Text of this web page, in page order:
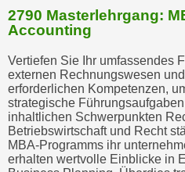
2790 Masterlehrgang:
Accounting
Vertiefen Sie Ihr umfassendes
externen Rechnungswesen
erforderlichen Kompetenzen,
strategische
inhaltlichen Schwerpunkten
Betriebswirtschaft und Recht
MBA-Programms ihr
erhalten wertvolle Einblicke in